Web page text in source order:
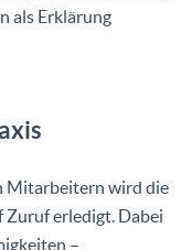
als Erklärung
Mitarbeitern wird die
Zuruf erledigt. Dabei
–